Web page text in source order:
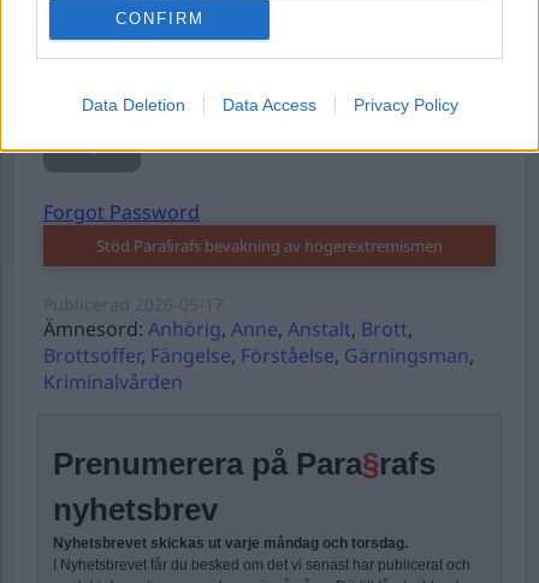
CONFIRM
Data Deletion Data Access Privacy Policy
Forgot Password
Stöd Para§rafs bevakning av högerextremismen
Ämnesord: Anhörig, Anne, Anstalt, Brott,
Brottsoffer, Fängelse, Förståelse, Gärningsman,
Kriminalvården
Prenumerera på Para§rafs
nyhetsbrev
Nyhetsbrevet skickas ut varje måndag och torsdag.
I Nyhetsbrevet får du besked om det vi senast har publicerat och